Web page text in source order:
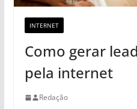
INTERNET
Como gerar
pela internet
Redação